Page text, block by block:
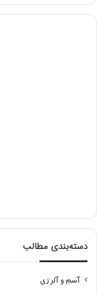
دسته‌بندی مطالب
آسم و آلرژی